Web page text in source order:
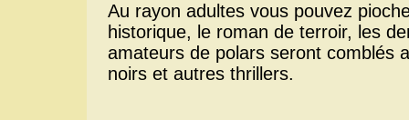
Au rayon adultes vous pouvez
historique, le roman de terroir, les
amateurs de polars seront comblés
noirs et autres thrillers.